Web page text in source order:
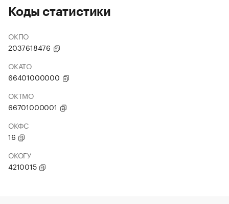
Коды статистики
ОКПО
2037618476
ОКАТО
66401000000
ОКТМО
66701000001
ОКФС
16
ОКОГУ
4210015